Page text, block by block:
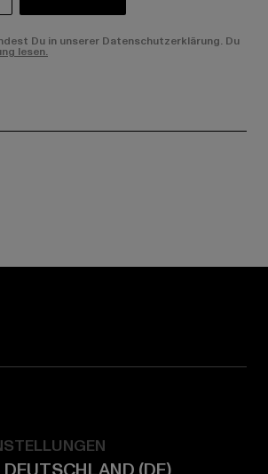
Du in unserer Datenschutzerklärung. Du
lesen.